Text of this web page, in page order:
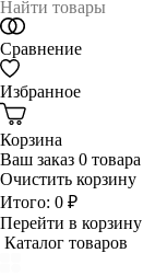
Сравнение
Избранное
Корзина
Ваш заказ 0 товара
Очистить корзину
Итого: 0 ₽
Перейти в корзину
Каталог товаров